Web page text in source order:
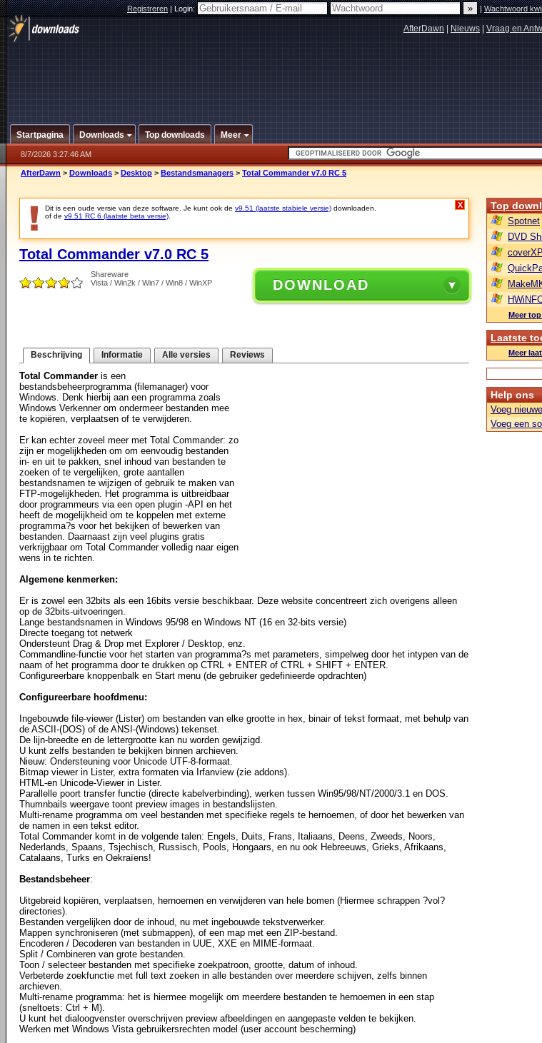
Registreren|Login: |Wachtwoord
AfterDawn Nieuws Vraag en
Startpagina Downloads Top downloads Meer
8/7/2026 3:27:46 AM
AfterDawn > Downloads > Desktop > Bestandsmanagers > Total Commander v7.0 RC 5
Dit is een oude versie van deze software. Je kunt ook de v9.51 (laatste stabiele versie) downloaden.
of de v9.51 RC 6 (laatste beta versie)
X
Total Commander v7.0 RC 5
Shareware
Vista / Win2k / Win7 / Win8 / WinXP
DOWNLOAD
Beschrijving Informatie Alle versies Reviews
Total Commander is een
bestandsbeheerprogramma (filemanager) voor
Windows. Denk hierbij aan een programma zoals
Windows Verkenner om ondermeer bestanden mee
te kopiëren, verplaatsen of te verwijderen.
Er kan echter zoveel meer met Total Commander: zo
zijn er mogelijkheden om om eenvoudig bestanden
in- en uit te pakken, snel inhoud van bestanden te
zoeken of te vergelijken, grote aantallen
bestandsnamen te wijzigen of gebruik te maken van
FTP-mogelijkheden. Het programma is uitbreidbaar
door programmeurs via een open plugin -API en het
heeft de mogelijkheid om te koppelen met externe
programma?s voor het bekijken of bewerken van
bestanden. Daarnaast zijn veel plugins gratis
verkrijgbaar om Total Commander volledig naar eigen
wens in te richten.
Algemene kenmerken:
Er is zowel een 32bits als een 16bits versie beschikbaar. Deze website concentreert zich overigens alleen
op de 32bits-uitvoeringen.
Lange bestandsnamen in Windows 95/98 en Windows NT (16 en 32-bits versie)
Directe toegang tot netwerk
Ondersteunt Drag & Drop met Explorer / Desktop, enz.
Commandline-functie voor het starten van programma?s met parameters, simpelweg door het intypen van de
naam of het programma door te drukken op CTRL + ENTER of CTRL + SHIFT + ENTER.
Configureerbare knoppenbalk en Start menu (de gebruiker gedefinieerde opdrachten)
Configureerbare hoofdmenu:
Ingebouwde file-viewer (Lister) om bestanden van elke grootte in hex, binair of tekst formaat, met behulp van
de ASCII-(DOS) of de ANSI-(Windows) tekenset.
De lijn-breedte en de lettergrootte kan nu worden gewijzigd.
U kunt zelfs bestanden te bekijken binnen archieven.
Nieuw: Ondersteuning voor Unicode UTF-8-formaat.
Bitmap viewer in Lister, extra formaten via Irfanview (zie addons).
HTML-en Unicode-Viewer in Lister.
Parallelle poort transfer functie (directe kabelverbinding), werken tussen Win95/98/NT/2000/3.1 en DOS.
Thumnbails weergave toont preview images in bestandslijsten.
Multi-rename programma om veel bestanden met specifieke regels te hernoemen, of door het bewerken van
de namen in een tekst editor.
Total Commander komt in de volgende talen: Engels, Duits, Frans, Italiaans, Deens, Zweeds, Noors,
Nederlands, Spaans, Tsjechisch, Russisch, Pools, Hongaars, en nu ook Hebreeuws, Grieks, Afrikaans,
Catalaans, Turks en Oekraïens!
Bestandsbeheer:
Uitgebreid kopiëren, verplaatsen, hernoemen en verwijderen van hele bomen (Hiermee schrappen ?vol?
directories).
Bestanden vergelijken door de inhoud, nu met ingebouwde tekstverwerker.
Mappen synchroniseren (met submappen), of een map met een ZIP-bestand.
Encoderen / Decoderen van bestanden in UUE, XXE en MIME-formaat.
Split / Combineren van grote bestanden.
Toon / selecteer bestanden met specifieke zoekpatroon, grootte, datum of inhoud.
Verbeterde zoekfunctie met full text zoeken in alle bestanden over meerdere schijven, zelfs binnen
archieven.
Multi-rename programma: het is hiermee mogelijk om meerdere bestanden te hernoemen in een stap
(sneltoets: Ctrl + M).
U kunt het dialoogvenster overschrijven preview afbeeldingen en aangepaste velden te bekijken.
Werken met Windows Vista gebruikersrechten model (user account bescherming)
Top
Spotnet
DVD
Meer
Laatste
Meer
Help ons
Voeg
Voeg een